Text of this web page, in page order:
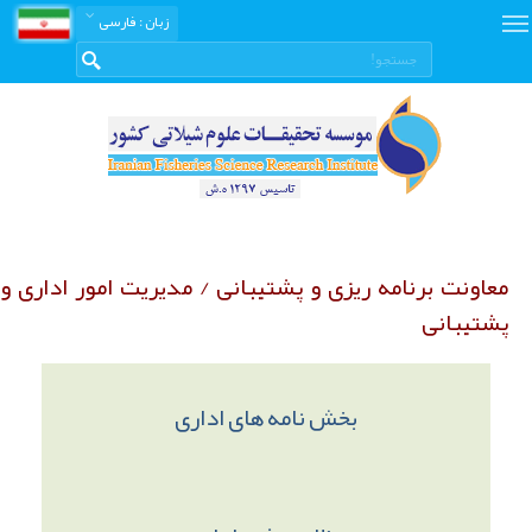
زبان: فارسی
معاونت برنامه ریزی و پشتیبانی / مدیریت امور اداری‌ و
پشتیبانی
بخش نامه های اداری